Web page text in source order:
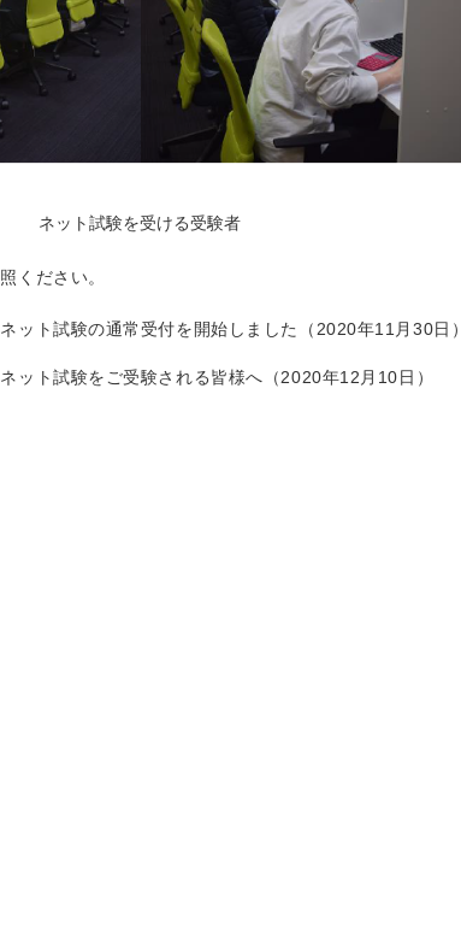
ネット試験を受ける受験者
ください。
ット試験の通常受付を開始しました（2020年11月30日）
ット試験をご受験される皆様へ（2020年12月10日）